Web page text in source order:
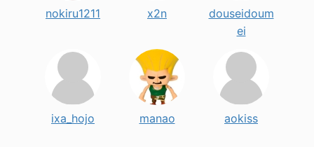
nokiru1211 x2n
douseidoum
ei
ixa_hojo manao aokiss